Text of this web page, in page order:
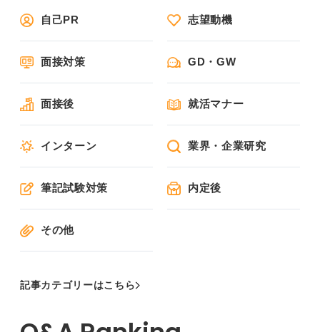
自己PR 志望動機
面接対策 GD・GW
面接後 就活マナー
インターン 業界・企業研究
筆記試験対策 内定後
その他
記事カテゴリーはこちら